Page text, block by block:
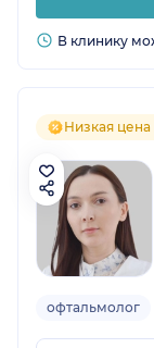
В клинику
Низкая
офтальмолог